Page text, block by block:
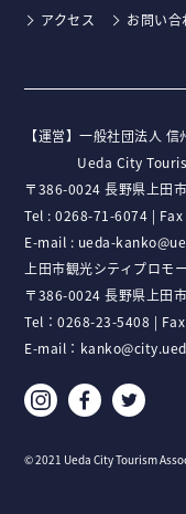
アクセス
お問い合
【運営】⼀般社団法⼈
Ueda City
〒386-0024 ⻑野県上⽥
Tel :0268-71-6074 |
E-mail : ueda-
上田市観光シティプロモ
〒386-0024 長野県上田
Tel：0268-23-5408 |
E-mail：
© 2021 Ueda City Tourism